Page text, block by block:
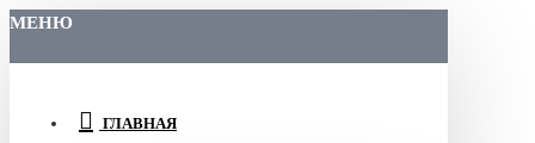
МЕНЮ
ГЛАВНАЯ